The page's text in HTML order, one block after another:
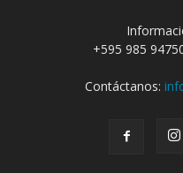
+595 985
Contáctanos: